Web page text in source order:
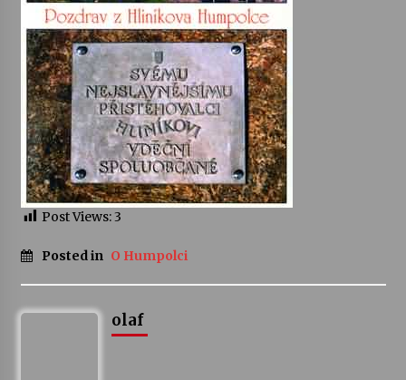
Votavžatský ploty
23. 7. 2026
Letní koncerty ve Stromovce: Rufus Miller
22. 7. 2026
Vysočinka
17. 7. 2026
Ozvěny prázdnin
14. 7. 2026
Post Views:3
Posted in O Humpolci
olaf